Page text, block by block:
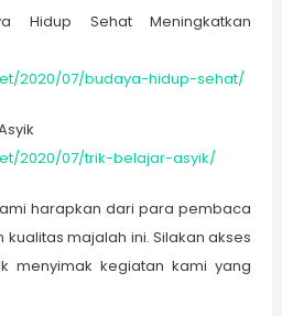
Hidup Sehat Meningkatkan
2020/07/budaya-hidup-sehat/
2020/07/trik-belajar-asyik/
harapkan dari para pembaca
majalah ini. Silakan akses
menyimak kegiatan kami yang